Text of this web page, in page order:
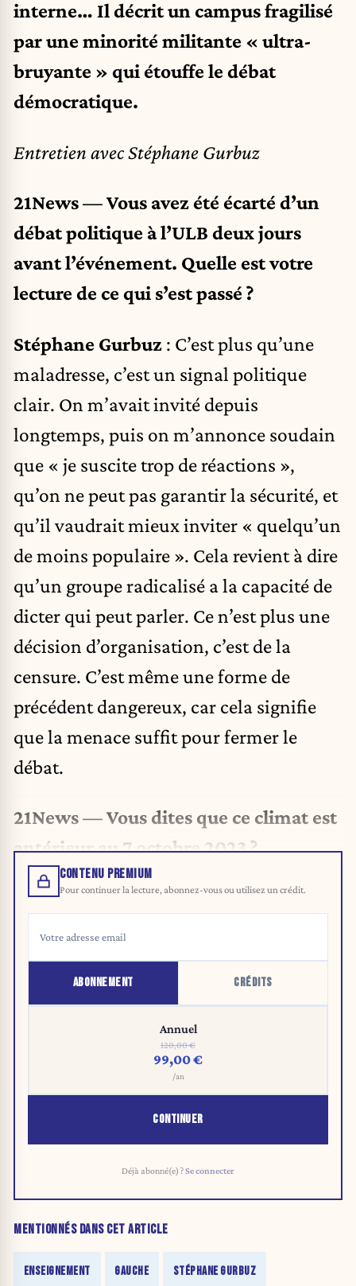
interne… Il décrit un campus fragilisé
par une minorité militante « ultra-
bruyante » qui étouffe le débat
démocratique.
Entretien avec Stéphane Gurbuz
21News — Vous avez été écarté d’un
débat politique à l’ULB deux jours
avant l’événement. Quelle est votre
lecture de ce qui s’est passé ?
Stéphane Gurbuz : C’est plus qu’une
maladresse, c’est un signal politique
clair. On m’avait invité depuis
longtemps, puis on m’annonce soudain
que « je suscite trop de réactions »,
qu’on ne peut pas garantir la sécurité, et
qu’il vaudrait mieux inviter « quelqu’un
de moins populaire ». Cela revient à dire
qu’un groupe radicalisé a la capacité de
dicter qui peut parler. Ce n’est plus une
décision d’organisation, c’est de la
censure. C’est même une forme de
précédent dangereux, car cela signifie
que la menace suffit pour fermer le
débat.
21News — Vous dites que ce climat est
antérieur au 7 octobre 2023 ?
CONTENU PREMIUM
Pour continuer la lecture, abonnez-vous ou utilisez un crédit.
ABONNEMENT CRÉDITS
Annuel
120,00 €
99,00 €
/an
CONTINUER
Déjà abonné(e) ?Se connecter
MENTIONNÉS DANS CET ARTICLE
ENSEIGNEMENT GAUCHE STÉPHANE GURBUZ